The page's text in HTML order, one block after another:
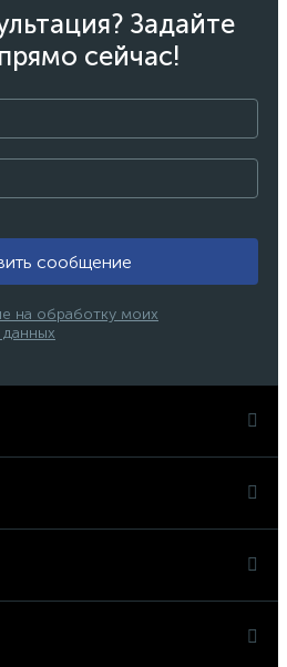
Задайте
сейчас!
сообщение
на обработку моих